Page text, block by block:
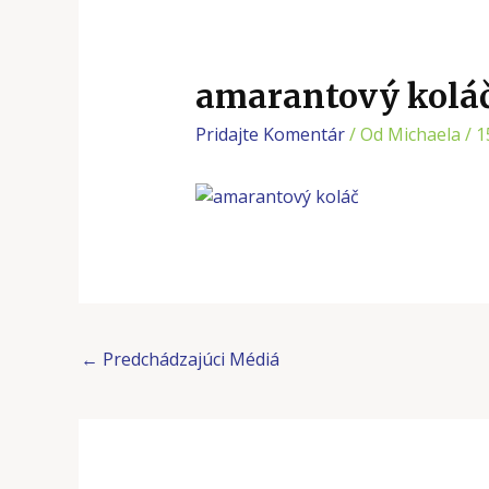
amarantový
Pridajte Komentár/ Od Michaela /
← Predchádzajúci Médiá